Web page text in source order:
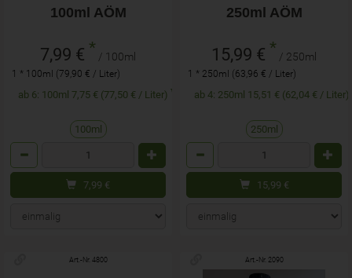
100ml AÖM
7,99 € * / 100ml
1 * 100ml (79,90 € / Liter)
ab 6: 100ml 7,75 € (77,50 € / Liter)
100ml
7,99 €
250ml AÖM
15,99 € * / 250ml
1 * 250ml (63,96 € / Liter)
ab 4: 250ml 15,51 € (62,04 € / Liter)
250ml
15,99 €
Art.-Nr. 4800 Art.-Nr. 2090